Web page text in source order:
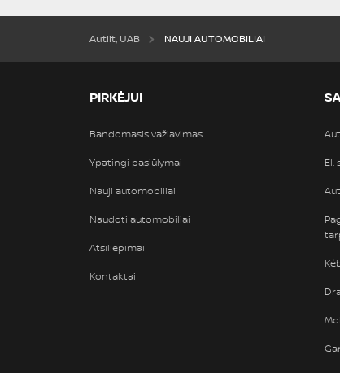
Autlit, UAB NAUJI AUTOMOBILIAI
PIRKĖJUI
Bandomasis važiavimas
Ypatingi pasiūlymai
Nauji automobiliai
Naudoti automobiliai
Atsiliepimai
Kontaktai
El.